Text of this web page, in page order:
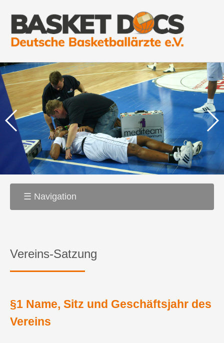
☰ Navigation
Vereins-Satzung
§1 Name, Sitz und Geschäftsjahr des
Vereins